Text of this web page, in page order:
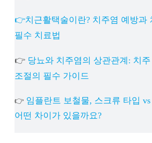
👉치근활택술이란? 치주염 예방과
필수 치료법
👉 당뇨와 치주염의 상관관계: 치
조절의 필수 가이드
👉 임플란트 보철물, 스크류 타입
어떤 차이가 있을까요?